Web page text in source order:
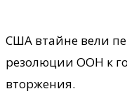
США втайне вели
резолюции ООН к
вторжения.